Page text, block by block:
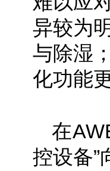
异较为
与除湿
化功能
在
控设备”